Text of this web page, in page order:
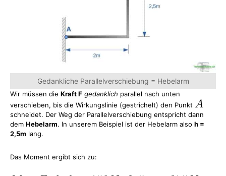
Gedankliche Parallelverschiebung = Hebelarm
Wir müssen die Kraft F gedanklich parallel nach unten
verschieben, bis die Wirkungslinie (gestrichelt) den Punkt
schneidet. Der Weg der Parallelverschiebung entspricht dann
dem Hebelarm. In unserem Beispiel ist der Hebelarm also h =
2,5m lang.
Das Moment ergibt sich zu: